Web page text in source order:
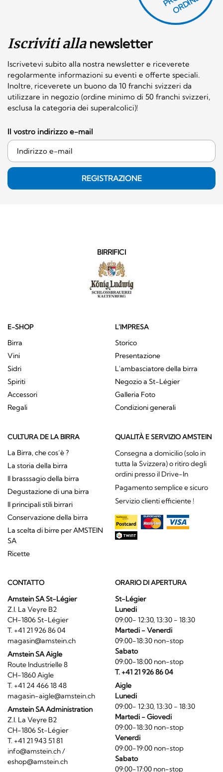
Iscriviti allanewsletter
Iscrivetevi subito alla nostra newsletter e riceverete
regolarmente informazioni su eventi e offerte speciali.
Inoltre, riceverete un buono da 10 franchi svizzeri da
utilizzare in negozio (ordine minimo di 50 franchi svizzeri,
esclusa la categoria dei superalcolici)!
Il vostro indirizzo e-mail
REGISTRAZIONE
BIRRIFICI
E-SHOP
Birra
Vini
Sidri
Spiriti
Accessori
Regali
L'IMPRESA
Storico
Presentazione
L'ambasciatore della birra
Negozio a St-Légier
Galleria Foto
Condizioni generali
CULTURA DE LA BIRRA
La Birra, che cos’è ?
La storia della birra
Il brasssagio della birra
Degustazione di una birra
Il principali stili birrari
Conservazione della birra
La scelta di birre per AMSTEIN
SA
Ricette
QUALITÀ E SERVIZIO AMSTEIN
Consegna a domicilio (solo in
tutta la Svizzera) o ritiro degli
ordini presso il Drive-In
Pagamento semplice e sicuro
Servizio clienti efficiente !
CONTATTO
Amstein SA St-Légier
Z.I. La Veyre B2
CH-1806 St-Légier
T. +41 21 926 86 04
magasin@amstein.ch
Amstein SA Aigle
Route Industrielle 8
CH-1860 Aigle
T. +41 24 466 18 48
magasin-aigle@amstein.ch
Amstein SA Administration
Z.I. La Veyre B2
CH-1806 St-Légier
T. +41 21 943 51 81
info@amstein.ch/
eshop@amstein.ch
ORARIO DI APERTURA
St-Légier
Lunedi
09:00- 12:30, 13:30 - 18:30
Martedi - Venerdi
09:00-18:30 non-stop
Sabato
09:00-18:00 non-stop
T. +41 21 926 86 04
Aigle
Lunedi
09:00- 12:30, 13:30 - 18:30
Martedi - Giovedi
09:00-18:30 non-stop
Venerdi
09:00-19:00 non-stop
Sabato
09:00-17:00 non-stop